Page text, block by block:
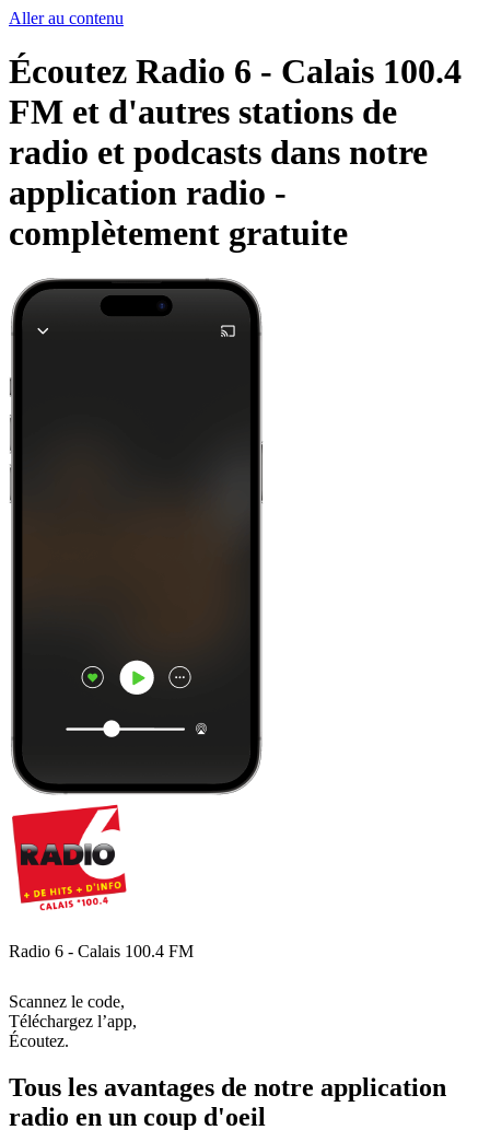
Aller au contenu
Écoutez Radio 6 - Calais 100.4
FM et d'autres stations de
radio et podcasts dans notre
application radio -
complètement gratuite
Radio 6 - Calais 100.4 FM
Scannez le code,
Téléchargez l’app,
Écoutez.
Tous les avantages de notre application
radio en un coup d'oeil